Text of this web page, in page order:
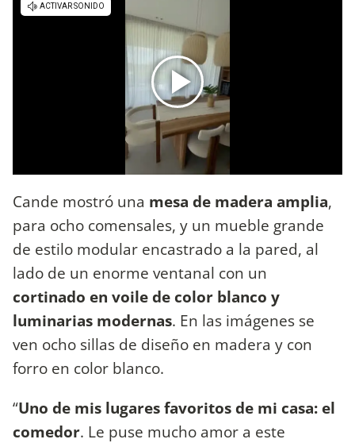
Cande mostró una mesa de madera amplia,
para ocho comensales, y un mueble grande
de estilo modular encastrado a la pared, al
lado de un enorme ventanal con un
cortinado en voile de color blanco y
luminarias modernas. En las imágenes se
ven ocho sillas de diseño en madera y con
forro en color blanco.
“Uno de mis lugares favoritos de mi casa: el
comedor. Le puse mucho amor a este